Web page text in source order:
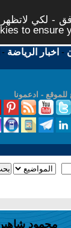
- لكي
to ensure
- اخبار الرياضة -
للموقع - ادعمونا
محمود